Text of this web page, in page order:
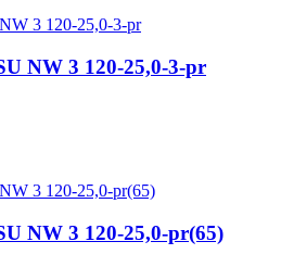
NW 3 120-25,0-3-pr
NW 3 120-25,0-pr(65)